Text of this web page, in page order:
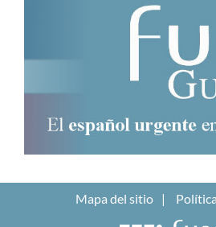
Mapa del sitio